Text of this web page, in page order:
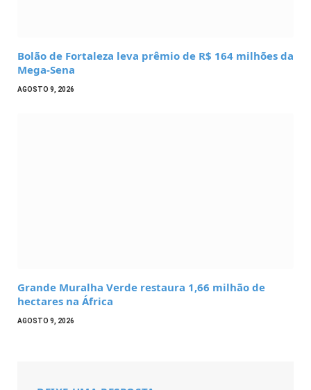
Bolão de Fortaleza leva prêmio de R$ 164 milhões da
Mega-Sena
AGOSTO 9, 2026
Grande Muralha Verde restaura 1,66 milhão de
hectares na África
AGOSTO 9, 2026